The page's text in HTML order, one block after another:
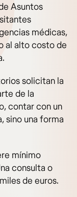
Asuntos
médicas,
al alto costo de
solicitan la
de la
contar con un
sino una forma
mínimo
consulta o
de euros.